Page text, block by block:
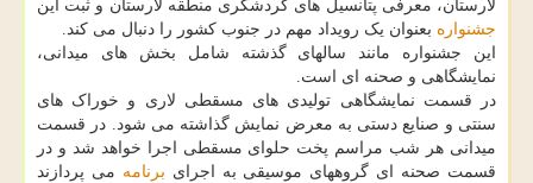
لارستان، معرفی پتانسیل های گردشگری منطقه لارستان و ثبت این
جشنواره بعنوان یک رویداد مهم در جنوب کشور را دنبال می کند.
این جشنواره مانند سالهای گذشته شامل بخش های میدانی،
نمایشگاهی و صحنه ای است.
در قسمت نمایشگاهی تولیدی های مسقطی لاری و خوراک های
سنتی و صنایع دستی به معرض نمایش گذاشته می شود. در قسمت
میدانی هر شب مراسم پخت حلوای مسقطی اجرا خواهد شد و در
قسمت صحنه ای گروههای موسیقی به اجرای برنامه می پردازند